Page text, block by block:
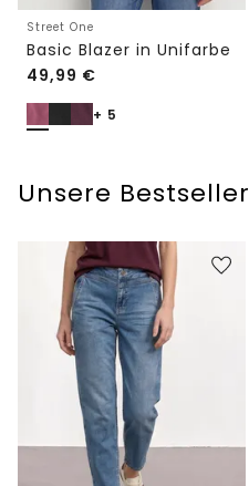
Street One
Basic Blazer in Unifarbe
49,99 €
+ 5
Unsere Bestseller